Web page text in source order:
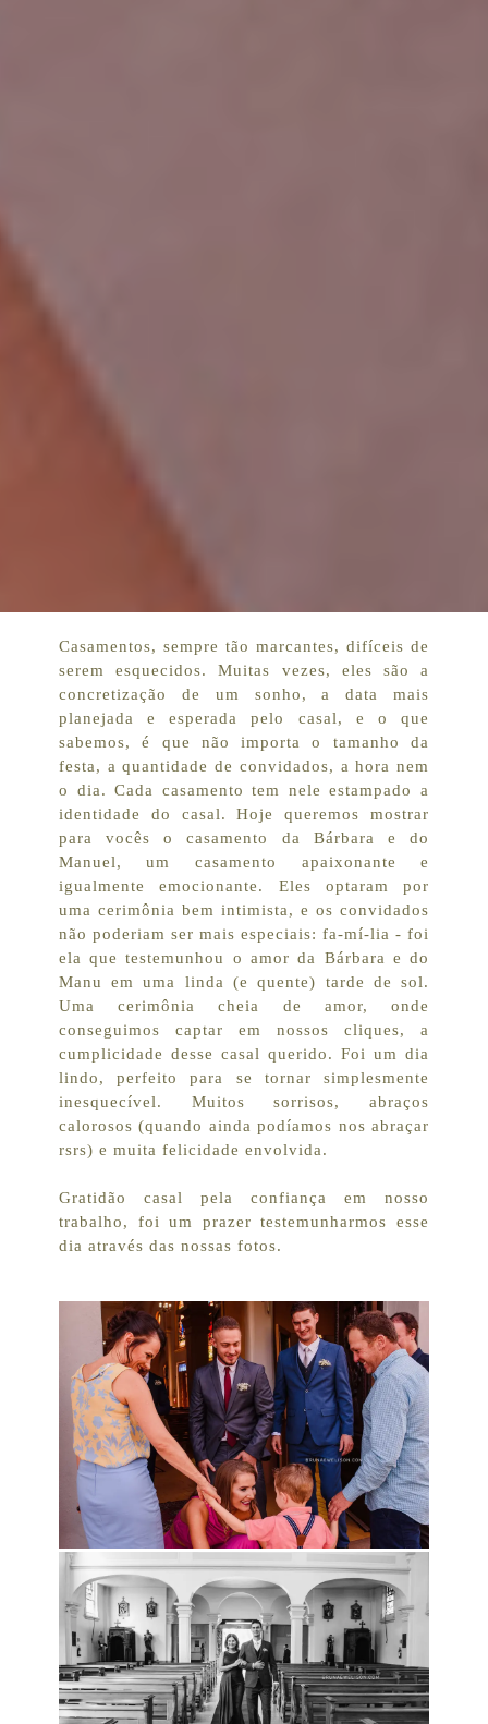
Casamentos, sempre tão marcantes, difíceis de
serem esquecidos. Muitas vezes, eles são a
concretização de um sonho, a data mais
planejada e esperada pelo casal, e o que
sabemos, é que não importa o tamanho da
festa, a quantidade de convidados, a hora nem
o dia. Cada casamento tem nele estampado a
identidade do casal. Hoje queremos mostrar
para vocês o casamento da Bárbara e do
Manuel, um casamento apaixonante e
igualmente emocionante. Eles optaram por
uma cerimônia bem intimista, e os convidados
não poderiam ser mais especiais: fa-mí-lia - foi
ela que testemunhou o amor da Bárbara e do
Manu em uma linda (e quente) tarde de sol.
Uma cerimônia cheia de amor, onde
conseguimos captar em nossos cliques, a
cumplicidade desse casal querido. Foi um dia
lindo, perfeito para se tornar simplesmente
inesquecível. Muitos sorrisos, abraços
calorosos (quando ainda podíamos nos abraçar
rsrs) e muita felicidade envolvida.
Gratidão casal pela confiança em nosso
trabalho, foi um prazer testemunharmos esse
dia através das nossas fotos.